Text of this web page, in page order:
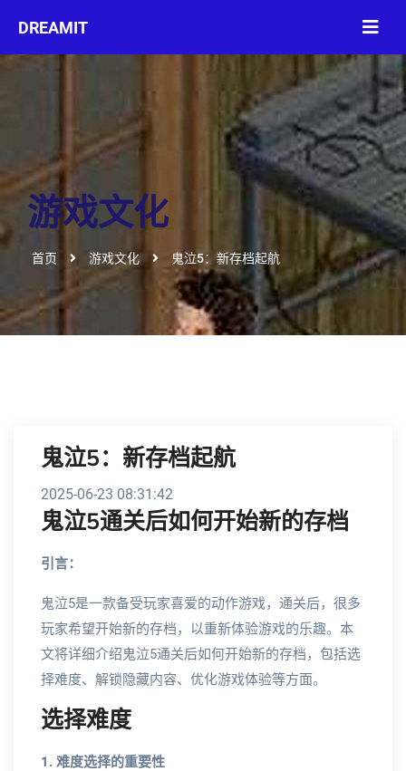
游戏文化
首页 游戏文化 鬼泣5：新存档起航
鬼泣5：新存档起航
2025-06-23 08:31:42
鬼泣5通关后如何开始新的存档
引言：
鬼泣5是一款备受玩家喜爱的动作游戏，通关后，很多
玩家希望开始新的存档，以重新体验游戏的乐趣。本
文将详细介绍鬼泣5通关后如何开始新的存档，包括选
择难度、解锁隐藏内容、优化游戏体验等方面。
选择难度
1. 难度选择的重要性